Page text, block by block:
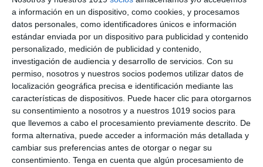
a información en un dispositivo, como cookies, y procesamos
datos personales, como identificadores únicos e información
estándar enviada por un dispositivo para publicidad y contenido
personalizado, medición de publicidad y contenido,
investigación de audiencia y desarrollo de servicios. Con su
permiso, nosotros y nuestros socios podemos utilizar datos de
localización geográfica precisa e identificación mediante las
características de dispositivos. Puede hacer clic para otorgarnos
su consentimiento a nosotros y a nuestros 1019 socios para
que llevemos a cabo el procesamiento previamente descrito. De
forma alternativa, puede acceder a información más detallada y
cambiar sus preferencias antes de otorgar o negar su
consentimiento. Tenga en cuenta que algún procesamiento de
material
Este cuadernillo es ideal como repaso de verano,
material de refuerzo o preparación para el
siguiente curso. Cada bloque comienza con un
breve recordatorio teórico y continúa con
ejercicios variados, problemas de varias etapas,
actividades de razonamiento y juegos
matemáticos que ayudan a afianzar los
conceptos de una forma dinámica y motivadora.